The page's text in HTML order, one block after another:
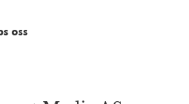
oss